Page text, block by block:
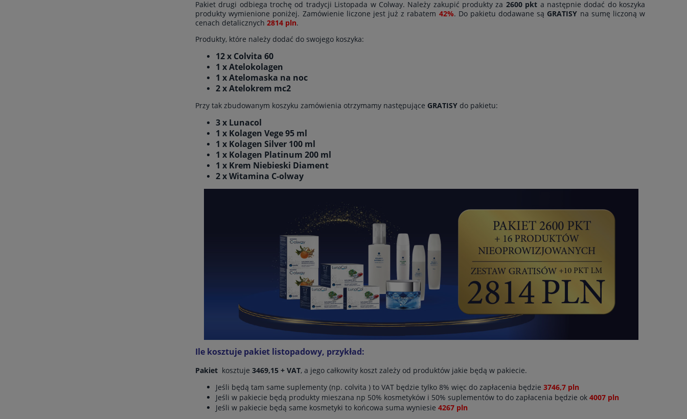
Pakiet drugi odbiega trochę od tradycji Listopada w Colway. Należy zakupić produkty za 2600 pkt a następnie dodać do koszyka
produkty wymienione poniżej. Zamówienie liczone jest już z rabatem 42%. Do pakietu dodawane są GRATISY na sumę liczoną w
cenach detalicznych 2814 pln.
Produkty, które należy dodać do swojego koszyka:
12 x Colvita 60
1 x Atelokolagen
1 x Atelomaska na noc
2 x Atelokrem mc2
Przy tak zbudowanym koszyku zamówienia otrzymamy następujące GRATISY do pakietu:
3 x Lunacol
1 x Kolagen Vege 95 ml
1 x Kolagen Silver 100 ml
1 x Kolagen Platinum 200 ml
1 x Krem Niebieski Diament
2 x Witamina C-olway
Ile kosztuje pakiet listopadowy, przykład:
Pakiet kosztuje 3469,15 + VAT, a jego całkowity koszt zależy od produktów jakie będą w pakiecie.
Jeśli będą tam same suplementy (np. colvita ) to VAT będzie tylko 8% więc do zapłacenia będzie 3746,7 pln
Jeśli w pakiecie będą produkty mieszana np 50% kosmetyków i 50% suplementów to do zapłacenia będzie ok 4007 pln
Jeśli w pakiecie będą same kosmetyki to końcowa suma wyniesie 4267 pln